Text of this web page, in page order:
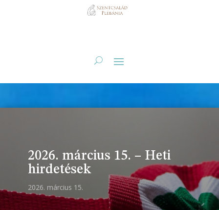
2026. március 15. – Heti
hirdetések
2026. március 15.